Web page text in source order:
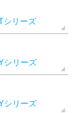
シリーズ
シリーズ
シリーズ